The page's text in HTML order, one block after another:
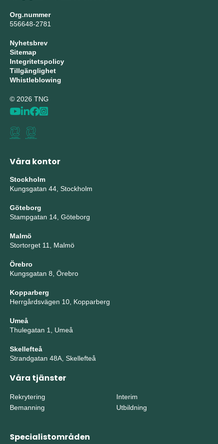
Org.nummer
556648-2781
Nyhetsbrev
Sitemap
Integritetspolicy
Tillgänglighet
Whistleblowing
© 2026 TNG
Våra kontor
Stockholm
Kungsgatan 44, Stockholm
Göteborg
Stampgatan 14, Göteborg
Malmö
Stortorget 11, Malmö
Örebro
Kungsgatan 8, Örebro
Kopparberg
Herrgårdsvägen 10, Kopparberg
Umeå
Thulegatan 1, Umeå
Skellefteå
Strandgatan 48A, Skellefteå
Våra tjänster
Rekrytering
Bemanning
Interim
Utbildning
Specialistområden